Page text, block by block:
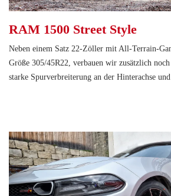
RAM 1500 Street Style
Neben einem Satz 22-Zöller mit All-Terrain-
Größe 305/45R22, verbauen wir zusätzlich
starke Spurverbreiterung an der Hinterachse